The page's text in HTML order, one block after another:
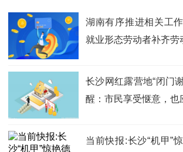
湖南有序推进相关工
就业形态劳动者补齐劳
长沙网红露营地“闭门
醒：市民享受惬意，也
当前快报:长沙“机甲”